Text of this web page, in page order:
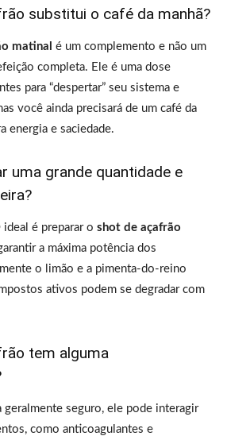
substitui o café da manhã?
matinal é um complemento e não um
completa. Ele é uma dose
para “despertar” seu sistema e
você ainda precisará de um café da
energia e saciedade.
uma grande quantidade e
é preparar o shot de açafrão
a máxima potência dos
o limão e a pimenta-do-reino
ativos podem se degradar com
tem alguma
geralmente seguro, ele pode interagir
como anticoagulantes e